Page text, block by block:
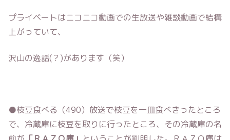
プライベートはニコニコ動画での生放送や雑談動画で結構
上がっていて、
沢山の逸話(？)があります（笑）
●枝豆食べる（490）放送で枝豆を一皿食べきったところ
で、冷蔵庫に枝豆を取りに行ったところ、その冷蔵庫の名